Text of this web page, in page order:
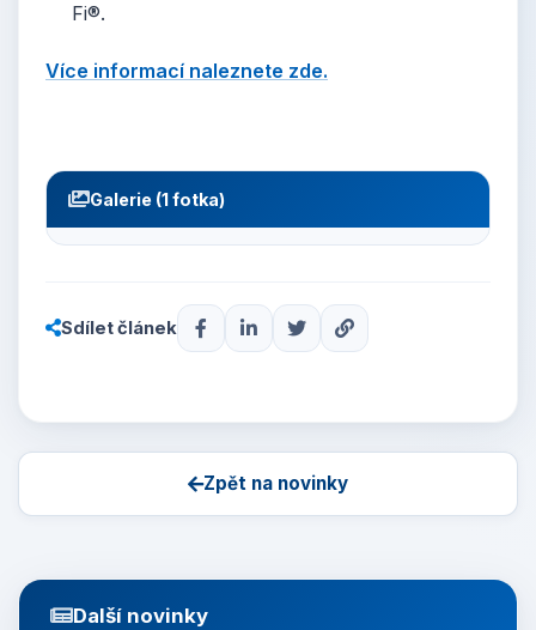
Fi®.
Více informací naleznete zde.
Galerie (1 fotka)
Sdílet článek
Zpět na novinky
Další novinky